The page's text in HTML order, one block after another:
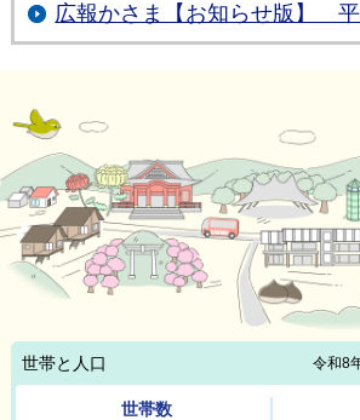
広報かさま【お知らせ版】